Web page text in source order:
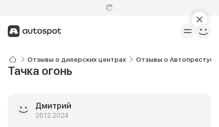
Отзывы о дилерских центрах Отзывы о Автопрестус
Тачка огонь
Дмитрий
26.12.2024